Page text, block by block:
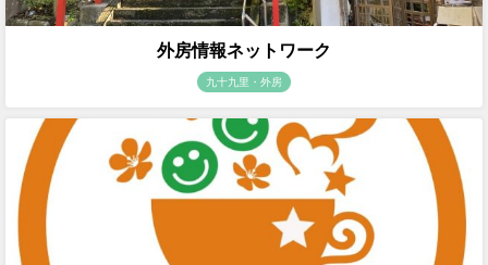
外房情報ネットワーク
九十九里・外房